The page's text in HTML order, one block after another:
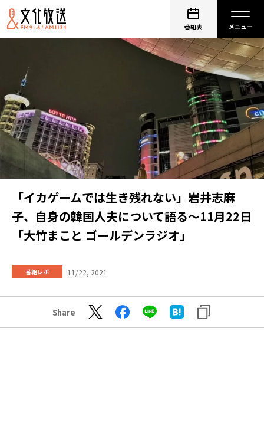
番組表
「イカゲームでは生き残れない」岩井志麻
子、自身の韓国人夫について語る〜11月22日
「大竹まこと ゴールデンラジオ」
番組レポ 11/22, 2021
Share